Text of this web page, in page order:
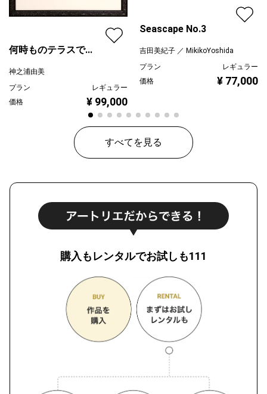
何時ものテラスで...
神之浦由美
プラン
レギュラー
価格
¥ 99,000
Seascape No.3
吉田美紀子 ／ MikikoYoshida
プラン
レギュラー
価格
¥ 77,000
すべてを見る
購入もレンタルでお試しも111